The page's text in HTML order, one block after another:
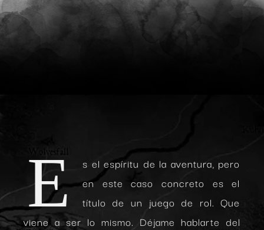
E
s el espíritu de la aventura, pero
en este caso concreto es el
título de un juego de rol. Que
viene a ser lo mismo. Déjame hablarte del